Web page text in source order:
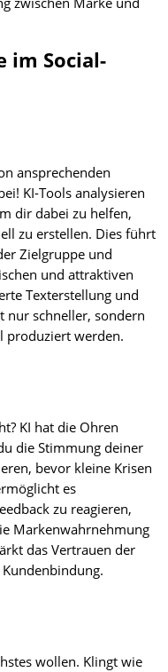
im Social-
ansprechenden
KI-Tools analysieren
dir dabei zu helfen,
zu erstellen. Dies führt
Zielgruppe und
und attraktiven
Texterstellung und
nur schneller, sondern
produziert werden.
KI hat die Ohren
die Stimmung deiner
bevor kleine Krisen
es
zu reagieren,
Markenwahrnehmung
das Vertrauen der
wollen. Klingt wie